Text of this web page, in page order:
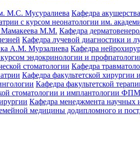
М.С. Мусуралиева Кафедра
с курсом неонатологии им.
Мамакеева М.М. Кафедра
Кафедра лучевой диагностики и
А.М. Мурзалиева Кафедра
эндокринологии и
стоматологии Кафедра
Кафедра факультетской
Кафедра факультетской
стоматологии и имплантологии
Кафедра менеджмента научных
медицины додипломного и